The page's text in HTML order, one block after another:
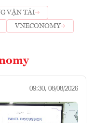
VẬN TẢI
VNECONOMY
09:30, 08/08/2026